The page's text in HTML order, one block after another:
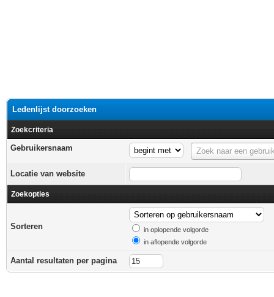
Ledenlijst doorzoeken
Zoekcriteria
Gebruikersnaam Zoek naar een
Gebruikersnaam
Locatie van website
Zoekopties
Sorteren
in oplopende volgorde
in aflopende volgorde
Aantal resultaten per pagina